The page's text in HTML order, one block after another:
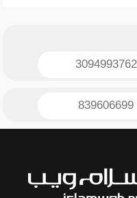
3094993762
839606699